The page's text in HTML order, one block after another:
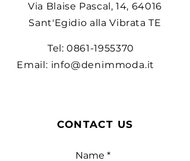
Via Blaise Pascal, 14, 64016
Sant'Egidio alla Vibrata TE
Tel:0861-1955370
Email: info@denimmoda.it
CONTACT US
Name